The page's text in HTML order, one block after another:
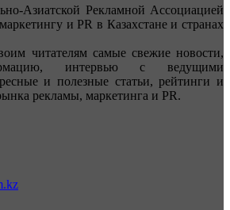
Азиатской Рекламной Ассоциацией
и PR в Казахстане и странах
читателям самые свежие новости,
интервью с ведущими
и полезные статьи, рейтинги и
рекламы, маркетинга и PR.